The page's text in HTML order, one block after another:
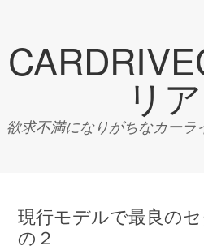
リ
欲求不満になりがちなカー
現行モデルで最良の
の２